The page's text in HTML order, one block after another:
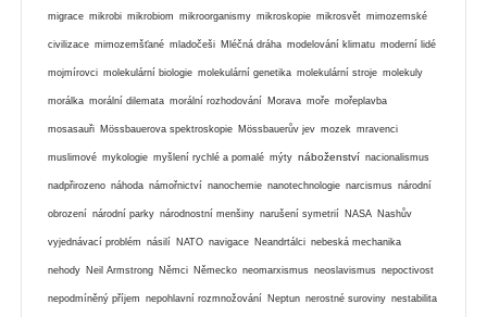
migrace mikrobi mikrobiom mikroorganismy mikroskopie mikrosvět mimozemské
civilizace mimozemšťané mladočeši Mléčná dráha modelování klimatu moderní lidé
mojmírovci molekulární biologie molekulární genetika molekulární stroje molekuly
morálka morální dilemata morální rozhodování Morava moře mořeplavba
mosasauři Mössbauerova spektroskopie Mössbauerův jev mozek mravenci
muslimové mykologie myšlení rychlé a pomalé mýty náboženství nacionalismus
nadpřirozeno náhoda námořnictví nanochemie nanotechnologie narcismus národní
obrození národní parky národnostní menšiny narušení symetrií NASA Nashův
vyjednávací problém násilí NATO navigace Neandrtálci nebeská mechanika
nehody Neil Armstrong Němci Německo neomarxismus neoslavismus nepoctivost
nepodmíněný příjem nepohlavní rozmnožování Neptun nerostné suroviny nestabilita